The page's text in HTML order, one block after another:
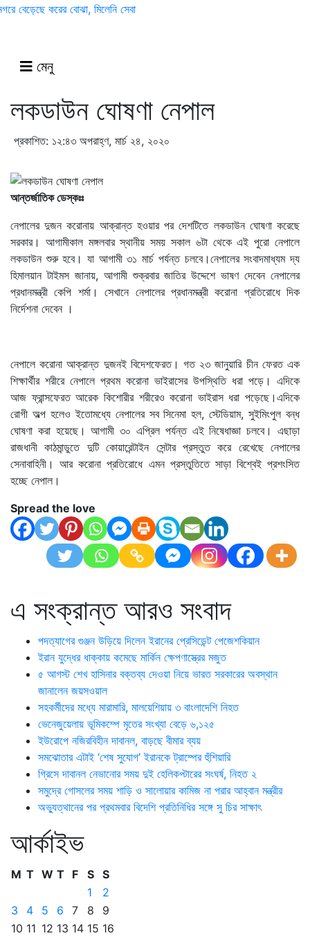
বেড়েছে করের বোঝা, মিলেনি সেবা
মেনু
লকডাউন ঘোষণা নেপাল
প্রকাশিত: ১২:৪৩ অপরাহ্ণ, মার্চ ২৪, ২০২০
আন্তর্জাতিক ডেস্কঃঃ
নেপালের দুজন করোনায় আক্রান্ত হওয়ার পর দেশটিতে লকডাউন ঘোষণা করেছে
সরকার। আগামীকাল মঙ্গলবার স্থানীয় সময় সকাল ৬টা থেকে এই পুরো নেপালে
লকডাউন শুরু হবে। যা আগামী ৩১ মার্চ পর্যন্ত চলবে।নেপালের সংবাদমাধ্যম দ্য
হিমালয়ান টাইমস জানায়, আগামী শুক্রবার জাতির উদ্দেশে ভাষণ দেবেন নেপালের
প্রধানমন্ত্রী কেপি শর্মা। সেখানে নেপালের প্রধানমন্ত্রী করোনা প্রতিরোধে দিক
নির্দেশনা দেবেন ।
নেপালে করোনা আক্রান্ত দুজনই বিদেশফেরত। গত ২৩ জানুয়ারি চীন ফেরত এক
শিক্ষার্থীর শরীরে নেপালে প্রথম করোনা ভাইরাসের উপস্থিতি ধরা পড়ে। এদিকে
আজ ফ্রান্সফেরত আরেক কিশোরীর শরীরেও করোনা ভাইরাস ধরা পড়েছে।এদিকে
রোগী অল্প হলেও ইতোমধ্যে নেপালের সব সিনেমা হল, স্টেডিয়াম, সুইমিংপুল বন্ধ
ঘোষণা করা হয়েছে। আগামী ৩০ এপ্রিল পর্যন্ত এই নিষেধাজ্ঞা চলবে। এছাড়া
রাজধানী কাঠমান্ডুতে দুটি কোয়ারেন্টাইন সেন্টার প্রস্তুত করে রেখেছে নেপালের
সেনাবাহিনী। আর করোনা প্রতিরোধে এমন প্রস্তুতিতে সাড়া বিশ্বেই প্রশংসিত
হচ্ছে নেপাল।
Spread the love
এ সংক্রান্ত আরও সংবাদ
পদত্যাগের গুঞ্জন উড়িয়ে দিলেন ইরানের প্রেসিডেন্ট পেজেশকিয়ান
ইরান যুদ্ধের ধাক্কায় কমেছে মার্কিন ক্ষেপণাস্ত্রের মজুত
৫ আগস্ট শেখ হাসিনার বক্তব্য দেওয়া নিয়ে ভারত সরকারের অবস্থান
জানালেন জয়সওয়াল
সহকর্মীদের মধ্যে মারামারি, মালয়েশিয়ায় ৩ বাংলাদেশি নিহত
ভেনেজুয়েলায় ভূমিকম্পে মৃতের সংখ্যা বেড়ে ৬,১২৫
ইউরোপে নজিরবিহীন দাবানল, বাড়ছে বীমার ব্যয়
সমঝোতার এটাই ‘শেষ সুযোগ’ ইরানকে ট্রাম্পের হুঁশিয়ারি
গ্রিসে দাবানল নেভানোর সময় দুই হেলিকপ্টারের সংঘর্ষ, নিহত ২
সমুদ্রে গোসলের সময় শাড়ি ও সালোয়ার কামিজ না পরার আহ্বান মন্ত্রীর
অভ্যুত্থানের পর প্রথমবার বিদেশি প্রতিনিধির সঙ্গে সু চির সাক্ষাৎ
আর্কাইভ
M T W T F S S
1
2
3
4 5 6 7 8
9
10 11 12 13 14 15 16